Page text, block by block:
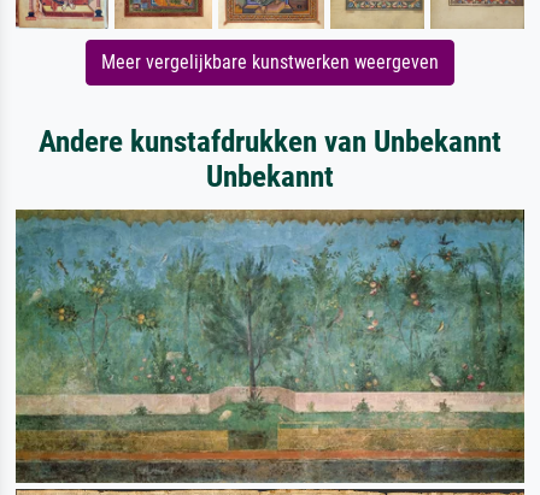
Meer vergelijkbare kunstwerken weergeven
Andere kunstafdrukken van Unbekannt
Unbekannt